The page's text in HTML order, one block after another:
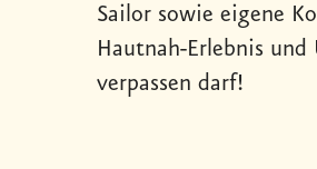
Sailor sowie eigene
Hautnah-Erlebnis
verpassen darf!